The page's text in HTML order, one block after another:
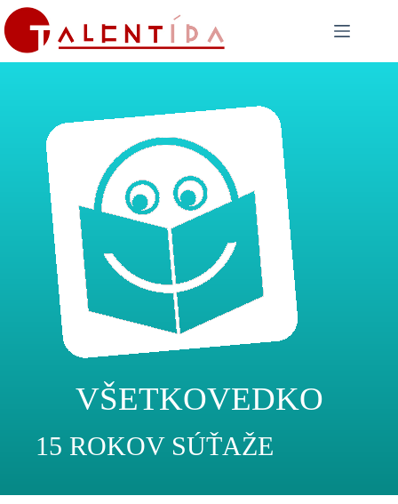
VŠETKOVEDKO
15 ROKOV SÚŤAŽE